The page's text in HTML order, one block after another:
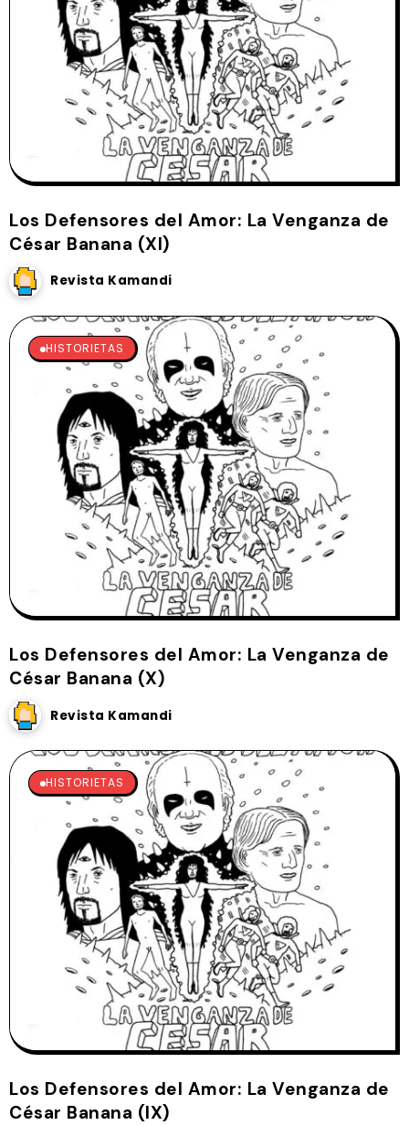
Los Defensores del Amor: La Venganza de
César Banana (XI)
Revista Kamandi
HISTORIETAS
Los Defensores del Amor: La Venganza de
César Banana (X)
Revista Kamandi
HISTORIETAS
Los Defensores del Amor: La Venganza de
César Banana (IX)